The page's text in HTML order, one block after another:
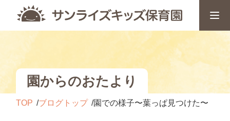
園からのおたより
TOP ブログトップ 園での様子〜葉っぱ見つけた〜